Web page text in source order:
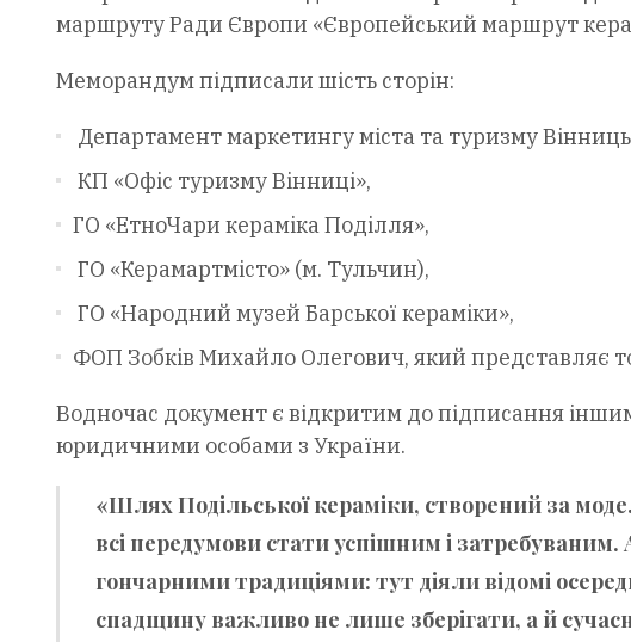
маршруту Ради Європи «Європейський маршрут
Меморандум підписали шість сторін:
Департамент маркетингу міста та туризму
КП «Офіс туризму Вінниці»,
ГО «ЕтноЧари кераміка Поділля»,
ГО «Керамартмісто» (м. Тульчин),
ГО «Народний музей Барської кераміки»,
ФОП Зобків Михайло Олегович, який представляє
Водночас документ є відкритим до підписання
юридичними особами з України.
«Шлях Подільської кераміки, створений за
всі передумови стати успішним і
гончарними традиціями: тут діяли відомі
спадщину важливо не лише зберігати, а й